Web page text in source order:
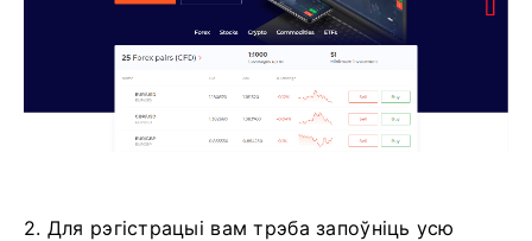
2. Для рэгістрацыі вам трэба запоўніць усю